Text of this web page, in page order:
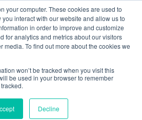
your computer. These cookies are used to
interact with our website and allow us to
in order to improve and customize
for analytics and metrics about our visitors
media. To find out more about the cookies we
won’t be tracked when you visit this
be used in your browser to remember
Decline
la formation SST et
Incendie
Défense depuis 2015